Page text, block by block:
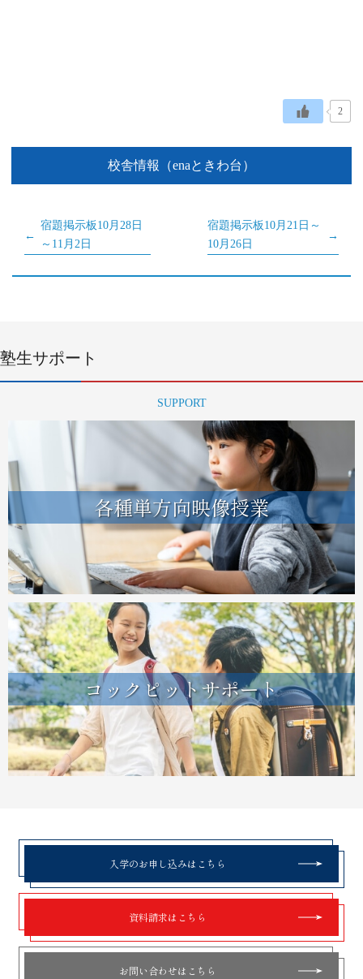
2
校舎情報（enaときわ台）
宿題掲示板10月28日
～11月2日
宿題掲示板10月21日～
10月26日
塾生サポート
SUPPORT
各種単方向映像授業
コックピットサポート
入学のお申し込みはこちら
資料請求はこちら
お問い合わせはこちら